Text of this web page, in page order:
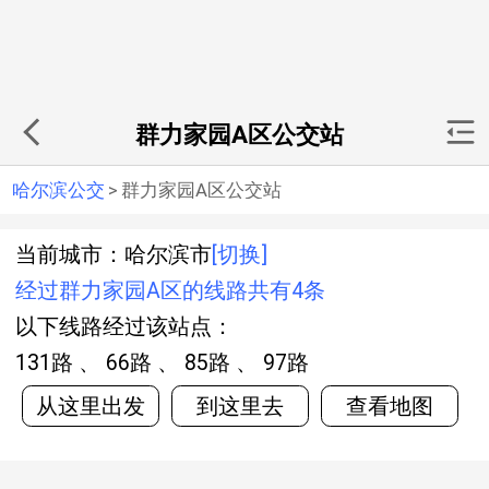
群力家园A区公交站
哈尔滨公交 > 群力家园A区公交站
当前城市：哈尔滨市 [切换]
经过群力家园A区的线路共有4条
以下线路经过该站点：
131路 、 66路 、 85路 、 97路
从这里出发
到这里去 查看地图